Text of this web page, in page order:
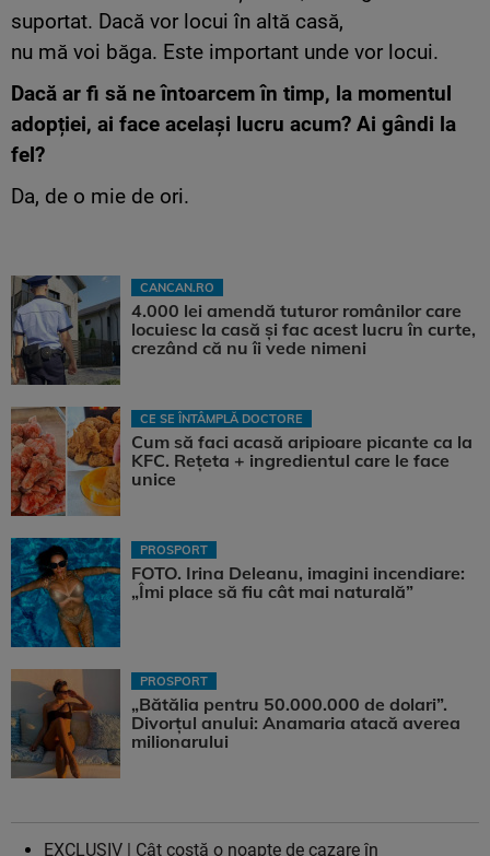
suportat. Dacă vor locui în altă casă,
nu mă voi băga. Este important unde vor locui.
Dacă ar fi să ne întoarcem în timp, la momentul
adopției, ai face același lucru acum? Ai gândi la
fel?
Da, de o mie de ori.
CANCAN.RO
4.000 lei amendă tuturor românilor care
locuiesc la casă și fac acest lucru în curte,
crezând că nu îi vede nimeni
CE SE ÎNTÂMPLĂ DOCTORE
Cum să faci acasă aripioare picante ca la
KFC. Rețeta + ingredientul care le face
unice
PROSPORT
FOTO. Irina Deleanu, imagini incendiare:
„Îmi place să fiu cât mai naturală”
PROSPORT
„Bătălia pentru 50.000.000 de dolari”.
Divorțul anului: Anamaria atacă averea
milionarului
EXCLUSIV | Cât costă o noapte de cazare în